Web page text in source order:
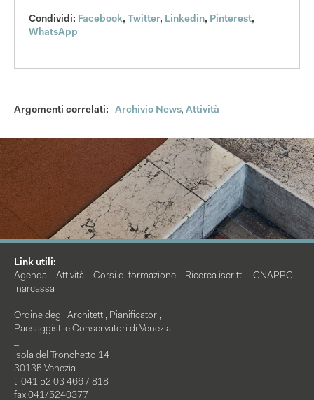
Condividi: Facebook, Twitter, Linkedin, Pinterest,
WhatsApp
Argomenti correlati: Archivio News, Attività
Link utili:
Agenda
Attività Corsi di formazione Ricerca iscritti
CNAPPC
Inarcassa
Ordine degli Architetti, Pianificatori,
Paesaggisti e Conservatori di Venezia
Isola del Tronchetto 14
30135 Venezia
t. 041 52 03 466 / 818
fax 041/5240377